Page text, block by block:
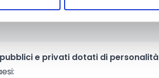
e privati dotati di personalità